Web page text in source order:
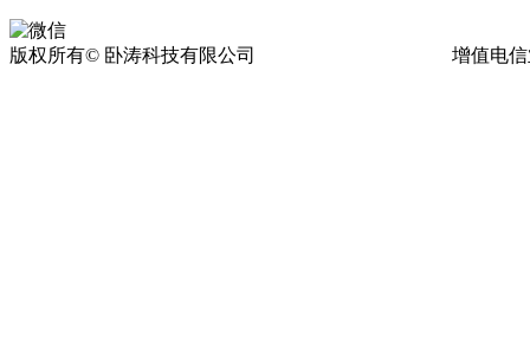
版权所有© 卧涛科技有限公司 增值电